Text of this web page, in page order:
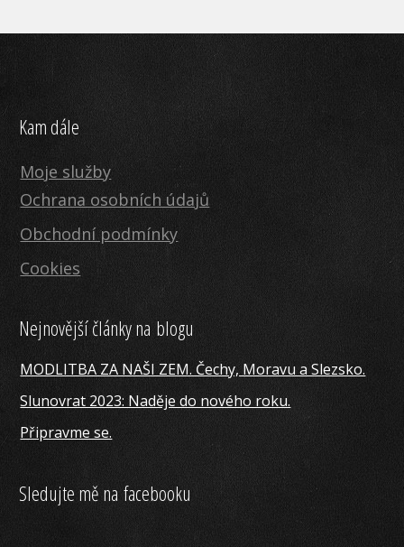
Kam dále
Moje služby
Ochrana osobních údajů
Obchodní podmínky
Cookies
Nejnovější články na blogu
MODLITBA ZA NAŠI ZEM. Čechy, Moravu a Slezsko.
Slunovrat 2023: Naděje do nového roku.
Připravme se.
Sledujte mě na facebooku